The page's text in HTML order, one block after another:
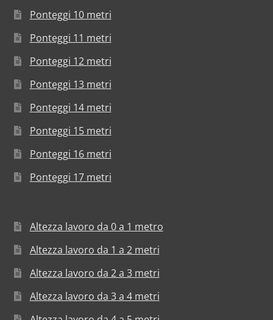
Ponteggi 10 metri
Ponteggi 11 metri
Ponteggi 12 metri
Ponteggi 13 metri
Ponteggi 14 metri
Ponteggi 15 metri
Ponteggi 16 metri
Ponteggi 17 metri
Altezza lavoro da 0 a 1 metro
Altezza lavoro da 1 a 2 metri
Altezza lavoro da 2 a 3 metri
Altezza lavoro da 3 a 4 metri